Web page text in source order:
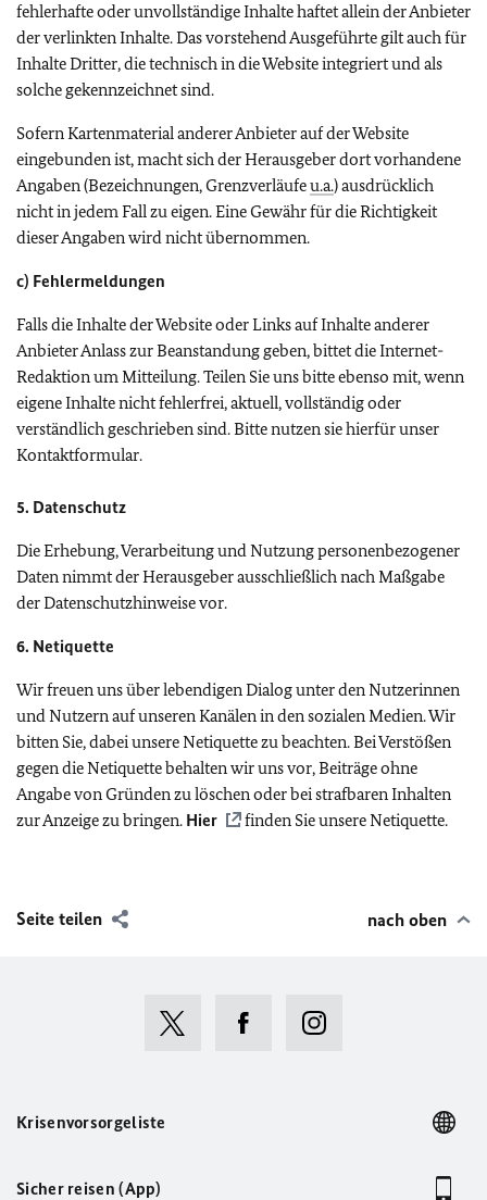
fehlerhafte oder unvollständige Inhalte haftet allein der Anbieter
der verlinkten Inhalte. Das vorstehend Ausgeführte gilt auch für
Inhalte Dritter, die technisch in die Website integriert und als
solche gekennzeichnet sind.
Sofern Kartenmaterial anderer Anbieter auf der Website
eingebunden ist, macht sich der Herausgeber dort vorhandene
Angaben (Bezeichnungen, Grenzverläufeu.a.) ausdrücklich
nicht in jedem Fall zu eigen. Eine Gewähr für die Richtigkeit
dieser Angaben wird nicht übernommen.
c) Fehlermeldungen
Falls die Inhalte der Website oder Links auf Inhalte anderer
Anbieter Anlass zur Beanstandung geben, bittet die Internet-
Redaktion um Mitteilung. Teilen Sie uns bitte ebenso mit, wenn
eigene Inhalte nicht fehlerfrei, aktuell, vollständig oder
verständlich geschrieben sind. Bitte nutzen sie hierfür unser
Kontaktformular.
5. Datenschutz
Die Erhebung, Verarbeitung und Nutzung personenbezogener
Daten nimmt der Herausgeber ausschließlich nach Maßgabe
der Datenschutzhinweise vor.
6. Netiquette
Wir freuen uns über lebendigen Dialog unter den Nutzerinnen
und Nutzern auf unseren Kanälen in den sozialen Medien. Wir
bitten Sie, dabei unsere Netiquette zu beachten. Bei Verstößen
gegen die Netiquette behalten wir uns vor, Beiträge ohne
Angabe von Gründen zu löschen oder bei strafbaren Inhalten
zur Anzeige zu bringen. Hier finden Sie unsere Netiquette.
Seite teilen nach oben
Krisenvorsorgeliste
Sicher reisen (App)